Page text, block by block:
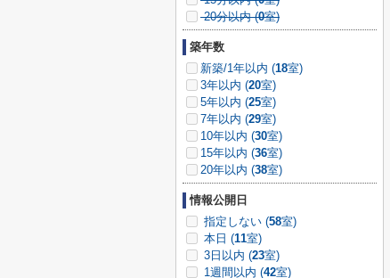
20分以内 (0室)
築年数
新築/1年以内 (18室)
3年以内 (20室)
5年以内 (25室)
7年以内 (29室)
10年以内 (30室)
15年以内 (36室)
20年以内 (38室)
情報公開日
指定しない (58室)
本日 (11室)
3日以内 (23室)
1週間以内 (42室)